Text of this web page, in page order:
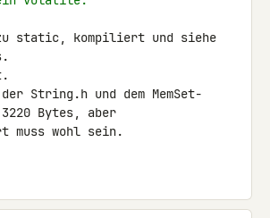
static, kompiliert und siehe
String.h und dem MemSet-
Bytes, aber
muss wohl sein.